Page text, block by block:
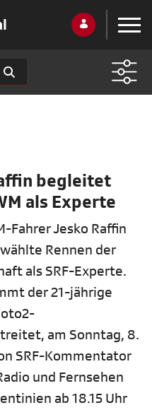
begleitet
als Experte
Fahrer Jesko Raffin
Rennen der
als SRF-Experte.
der 21-jährige
am Sonntag, 8.
SRF-Kommentator
und Fernsehen
ab 18.15 Uhr